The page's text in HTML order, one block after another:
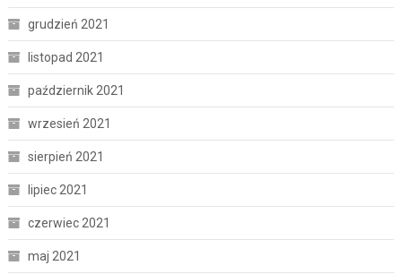
grudzień 2021
listopad 2021
październik 2021
wrzesień 2021
sierpień 2021
lipiec 2021
czerwiec 2021
maj 2021